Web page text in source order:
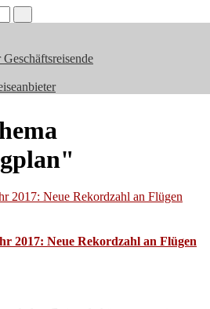
2017: Neue Rekordzahl an Flügen